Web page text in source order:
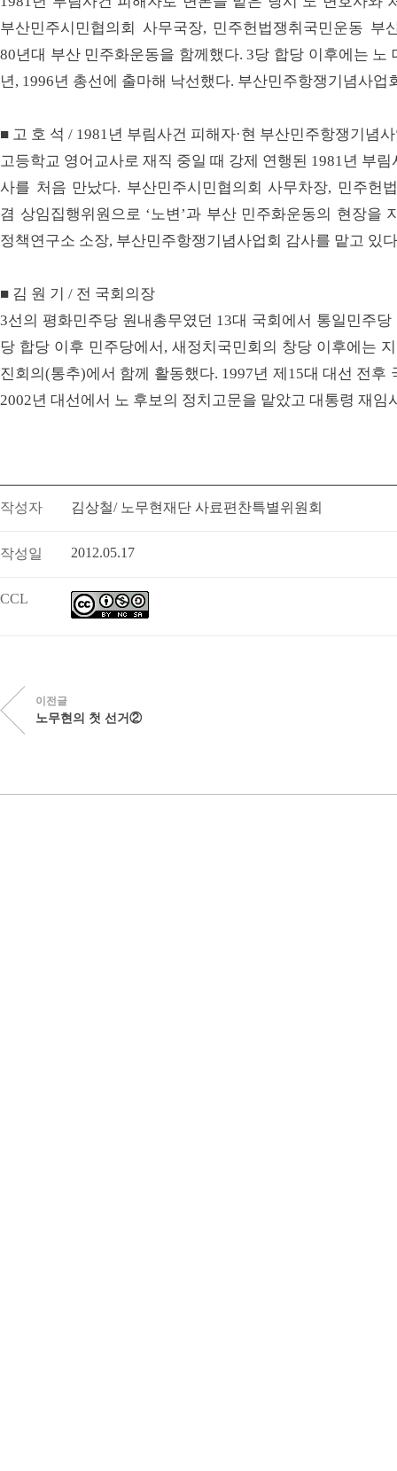
부산민주시민협의회 사무국장, 민주헌법쟁취국민운동 부
80년대 부산 민주화운동을 함께했다. 3당 합당 이후에는 노
년, 1996년 총선에 출마해 낙선했다. 부산민주항쟁기념사업
■ 고 호 석 / 1981년 부림사건 피해자·현 부산민주항쟁기념
고등학교 영어교사로 재직 중일 때 강제 연행된 1981년 부
사를 처음 만났다. 부산민주시민협의회 사무차장, 민주헌
겸 상임집행위원으로 ‘노변’과 부산 민주화운동의 현장을
정책연구소 소장, 부산민주항쟁기념사업회 감사를 맡고 있
■ 김 원 기 / 전 국회의장
3선의 평화민주당 원내총무였던 13대 국회에서 통일민주
당 합당 이후 민주당에서, 새정치국민회의 창당 이후에는
진회의(통추)에서 함께 활동했다. 1997년 제15대 대선 전후
2002년 대선에서 노 후보의 정치고문을 맡았고 대통령 재임
작성자 김상철/ 노무현재단 사료편찬특별위원회
작성일 2012.05.17
CCL
이전글
노무현의 첫 선거②